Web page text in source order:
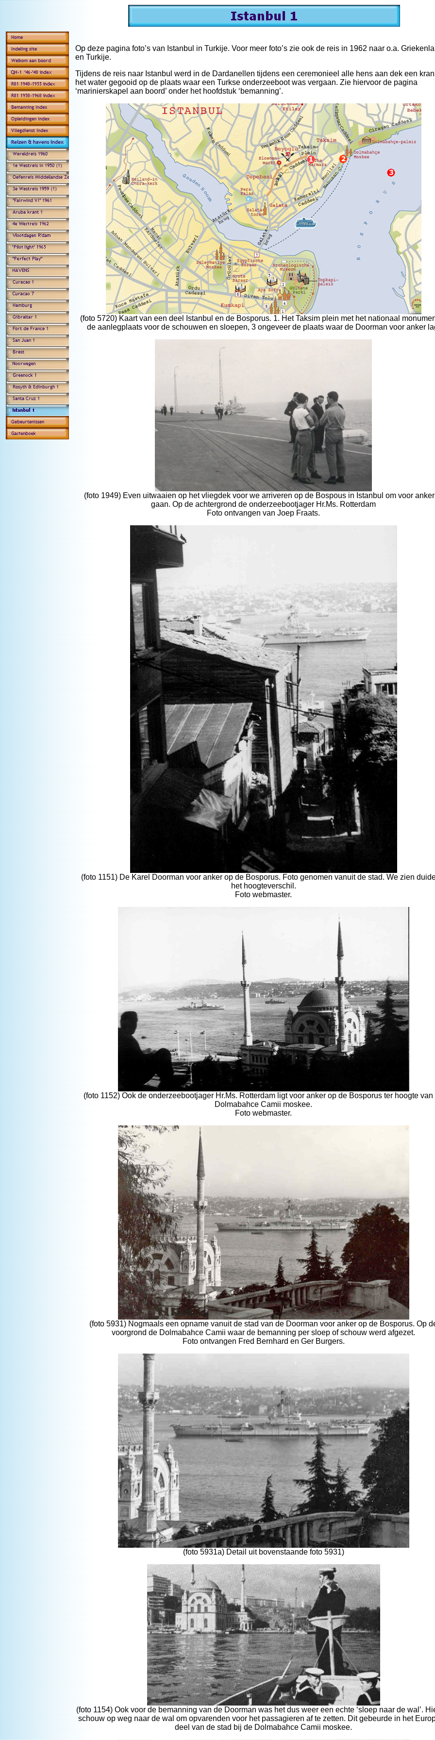
Op deze pagina foto’s van Istanbul in Turkije. Voor meer foto’s zie ook de reis in 1962 naar o.a.
en Turkije.
Tijdens de reis naar Istanbul werd in de Dardanellen tijdens een ceremonieel alle hens aan dek een
het water gegooid op de plaats waar een Turkse onderzeeboot was vergaan. Zie hiervoor de pagina
‘marinierskapel aan boord’ onder het hoofdstuk ‘bemanning’.
(foto 5720) Kaart van een deel Istanbul en de Bosporus. 1. Het Taksim plein met het nationaal
de aanlegplaats voor de schouwen en sloepen, 3 ongeveer de plaats waar de Doorman voor anker
(foto 1949) Even uitwaaien op het vliegdek voor we arriveren op de Bospous in Istanbul om voor
gaan. Op de achtergrond de onderzeebootjager Hr.Ms. Rotterdam
Foto ontvangen van Joep Fraats.
(foto 1151) De Karel Doorman voor anker op de Bosporus. Foto genomen vanuit de stad. We zien
het hoogteverschil.
Foto webmaster.
(foto 1152) Ook de onderzeebootjager Hr.Ms. Rotterdam ligt voor anker op de Bosporus ter hoogte van
Dolmabahce Camii moskee.
Foto webmaster.
(foto 5931) Nogmaals een opname vanuit de stad van de Doorman voor anker op de Bosporus. Op
voorgrond de Dolmabahce Camii waar de bemanning per sloep of schouw werd afgezet.
Foto ontvangen Fred Bernhard en Ger Burgers.
(foto 5931a) Detail uit bovenstaande foto 5931)
(foto 1154) Ook voor de bemanning van de Doorman was het dus weer een echte ‘sloep naar de wal’.
schouw op weg naar de wal om opvarenden voor het passagieren af te zetten. Dit gebeurde in het
deel van de stad bij de Dolmabahce Camii moskee.